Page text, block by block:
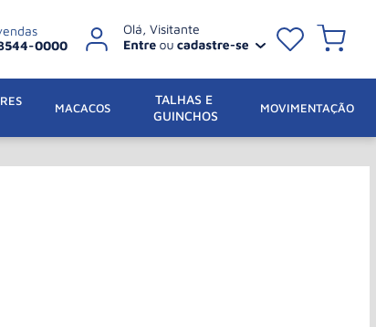
0000
MACACOS
TALHAS E
GUINCHOS
MOVIMENTAÇÃO